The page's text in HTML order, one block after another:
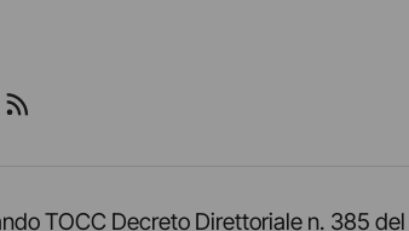
su LinkedIn
su Twitch
Seguici su Rss
TOCC Decreto Direttoriale n. 385